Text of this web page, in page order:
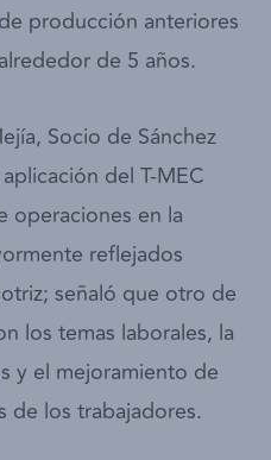
producción anteriores
de 5 años.­­­­
Socio de Sánchez
del T-MEC
operaciones en la
reflejados
señaló que otro de
los temas laborales, la
y el mejoramiento de
de los trabajadores.